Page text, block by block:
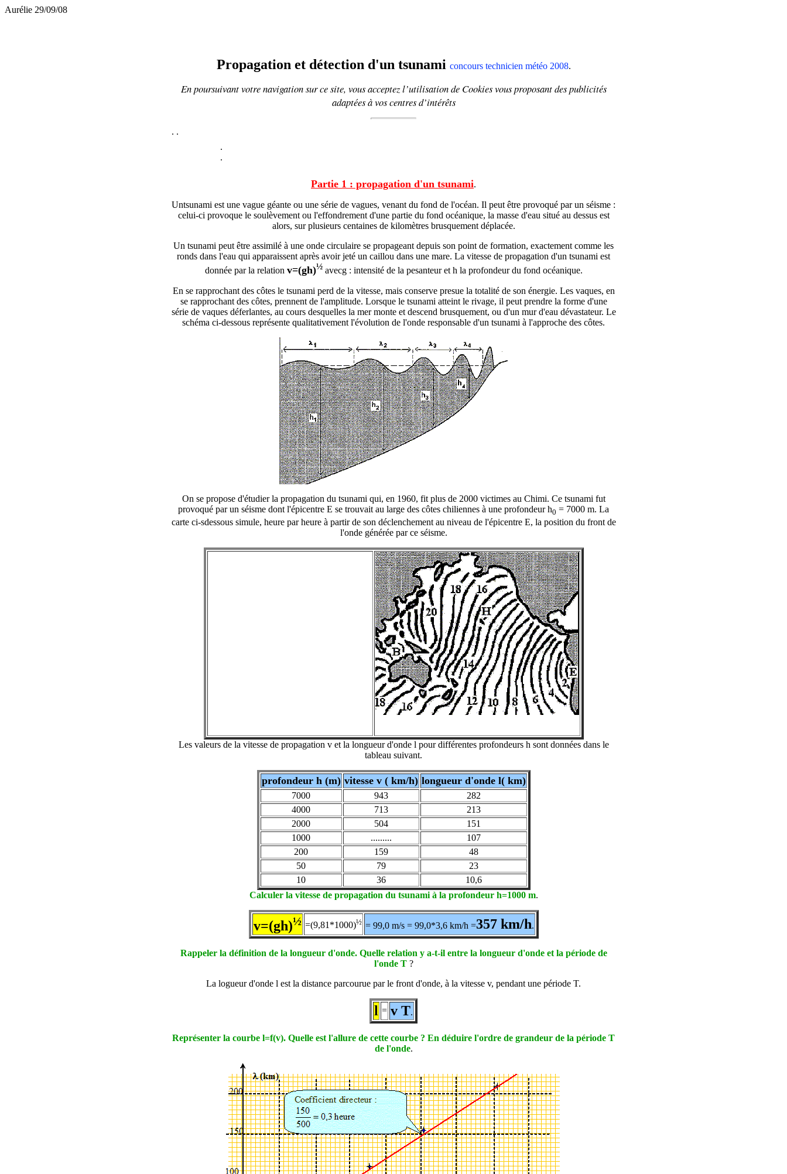
Aurélie 29/09/08
Propagation et détection d'un tsunami concours technicien météo 2008.
En poursuivant votre navigation sur ce site, vous acceptez l’utilisation de Cookies vous proposant des publicités
adaptées à vos centres d’intérêts
. .
.
.
Partie 1 : propagation d'un tsunami.
Untsunami est une vague géante ou une série de vagues, venant du fond de l'océan. Il peut être provoqué par un séisme :
celui-ci provoque le soulèvement ou l'effondrement d'une partie du fond océanique, la masse d'eau situé au dessus est
alors, sur plusieurs centaines de kilomètres brusquement déplacée.
Un tsunami peut être assimilé à une onde circulaire se propageant depuis son point de formation, exactement comme les
ronds dans l'eau qui apparaissent après avoir jeté un caillou dans une mare. La vitesse de propagation d'un tsunami est
donnée par la relation v=(gh)½avecg : intensité de la pesanteur et h la profondeur du fond océanique.
En se rapprochant des côtes le tsunami perd de la vitesse, mais conserve presue la totalité de son énergie. Les vaques, en
se rapprochant des côtes, prennent de l'amplitude. Lorsque le tsunami atteint le rivage, il peut prendre la forme d'une
série de vaques déferlantes, au cours desquelles la mer monte et descend brusquement, ou d'un mur d'eau dévastateur. Le
schéma ci-dessous représente qualitativement l'évolution de l'onde responsable d'un tsunami à l'approche des côtes.
On se propose d'étudier la propagation du tsunami qui, en 1960, fit plus de 2000 victimes au Chimi. Ce tsunami fut
provoqué par un séisme dont l'épicentre E se trouvait au large des côtes chiliennes à une profondeur h0 = 7000 m. La
carte ci-sdessous simule, heure par heure à partir de son déclenchement au niveau de l'épicentre E, la position du front de
l'onde générée par ce séisme.
Les valeurs de la vitesse de propagation v et la longueur d'onde l pour différentes profondeurs h sont données dans le
tableau suivant.
profondeur h (m) vitesse v ( km/h) longueur d'onde l( km)
7000 943
282
4000
713
213
2000
504
151
1000
.........
107
200
159
48
50
79
23
10
36
10,6
Calculer la vitesse de propagation du tsunami à la profondeur h=1000 m.
v=(gh)½ =(9,81*1000)½ = 99,0 m/s = 99,0*3,6 km/h =357 km/h.
Rappeler la définition de la longueur d'onde. Quelle relation y a-t-il entre la longueur d'onde et la période de
l'onde T ?
La logueur d'onde l est la distance parcourue par le front d'onde, à la vitesse v, pendant une période T.
l = v T.
Représenter la courbe l=f(v). Quelle est l'allure de cette courbe ? En déduire l'ordre de grandeur de la période T
de l'onde.